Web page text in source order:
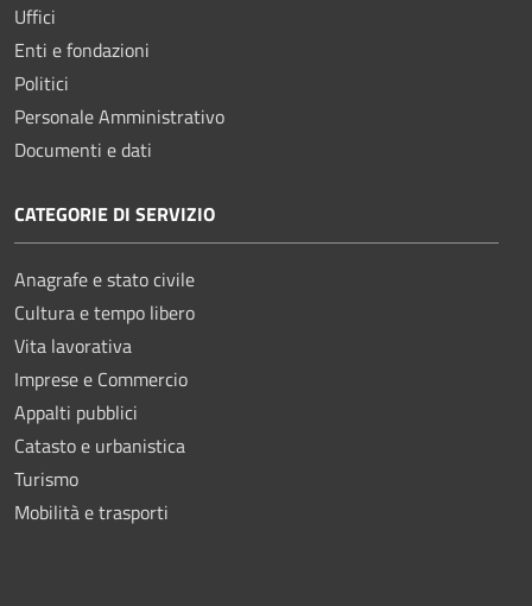
Uffici
Enti e fondazioni
Politici
Personale Amministrativo
Documenti e dati
CATEGORIE DI SERVIZIO
Anagrafe e stato civile
Cultura e tempo libero
Vita lavorativa
Imprese e Commercio
Appalti pubblici
Catasto e urbanistica
Turismo
Mobilità e trasporti